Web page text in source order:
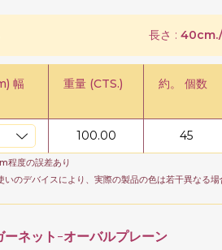
長さ :
幅
重量 (CTS.) 約。 個数
100.00 45
程度の誤差あり
のデバイスにより、実際の製品の色は若干異なる場
ーネット-オーバルプレーン